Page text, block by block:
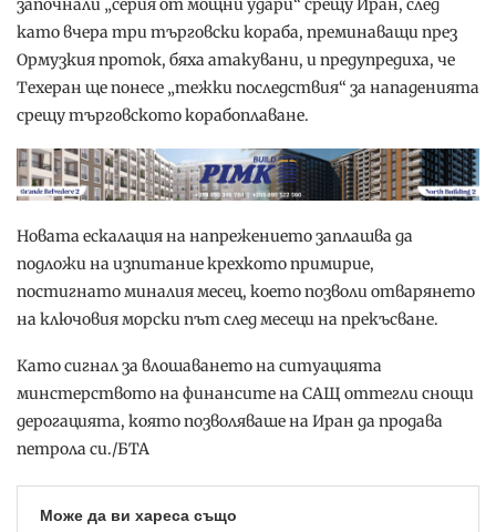
започнали „серия от мощни удари“ срещу Иран, след
като вчера три търговски кораба, преминаващи през
Ормузкия проток, бяха атакувани, и предупредиха, че
Техеран ще понесе „тежки последствия“ за нападенията
срещу търговското корабоплаване.
Новата ескалация на напрежението заплашва да
подложи на изпитание крехкото примирие,
постигнато миналия месец, което позволи отварянето
на ключовия морски път след месеци на прекъсване.
Като сигнал за влошаването на ситуацията
минстерството на финансите на САЩ оттегли снощи
дерогацията, която позволяваше на Иран да продава
петрола си./БТА
Може да ви хареса също